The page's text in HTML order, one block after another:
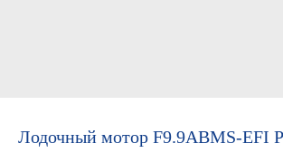
Лодочный мотор F9.9ABMS-EFI